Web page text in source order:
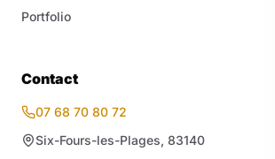
Portfolio
Contact
07 68 70 80 72
Six-Fours-les-Plages, 83140